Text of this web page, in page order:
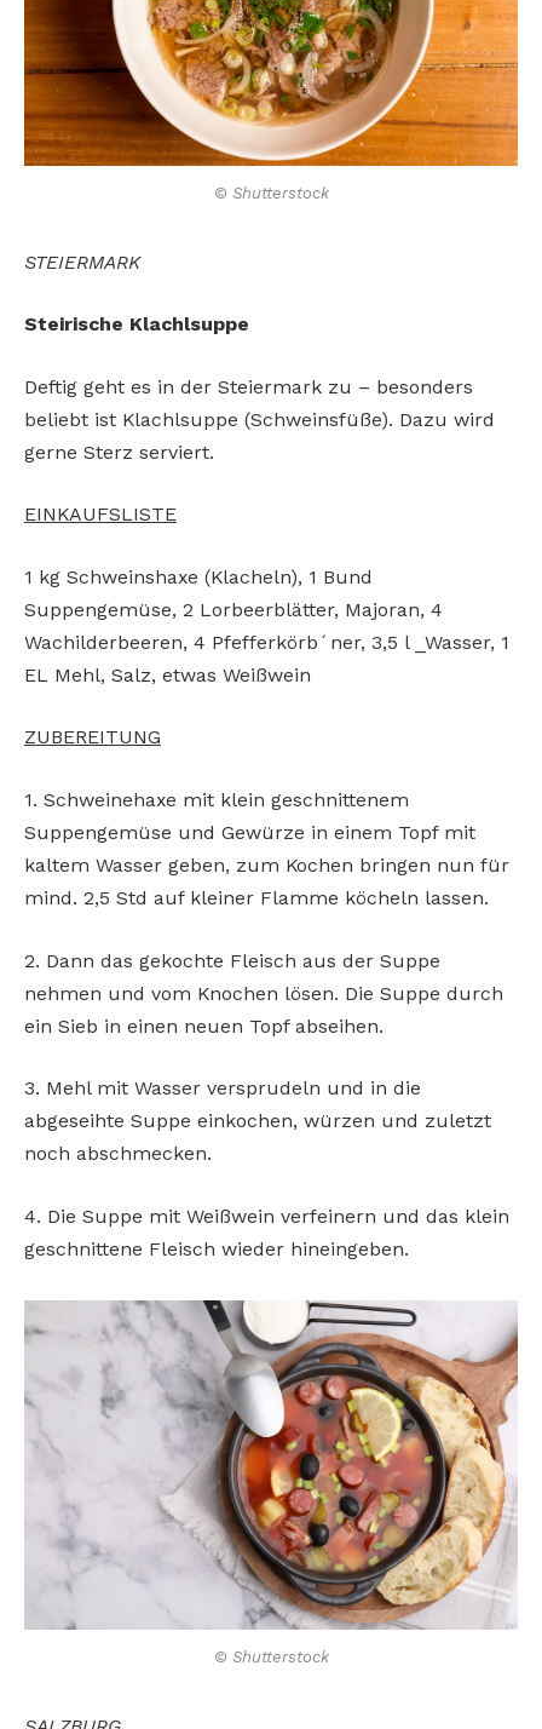
© Shutterstock
STEIERMARK
Steirische Klachlsuppe
Deftig geht es in der Steiermark zu – besonders
beliebt ist Klachlsuppe (Schweinsfüße). Dazu wird
gerne Sterz serviert.
EINKAUFSLISTE
1 kg Schweinshaxe (Klacheln), 1 Bund
Suppengemüse, 2 Lorbeerblätter, Majoran, 4
Wachilderbeeren, 4 Pfefferkörb´ner, 3,5 l _Wasser, 1
EL Mehl, Salz, etwas Weißwein
ZUBEREITUNG
1. Schweinehaxe mit klein geschnittenem
Suppengemüse und Gewürze in einem Topf mit
kaltem Wasser geben, zum Kochen bringen nun für
mind. 2,5 Std auf kleiner Flamme köcheln lassen.
2. Dann das gekochte Fleisch aus der Suppe
nehmen und vom Knochen lösen. Die Suppe durch
ein Sieb in einen neuen Topf abseihen.
3. Mehl mit Wasser versprudeln und in die
abgeseihte Suppe einkochen, würzen und zuletzt
noch abschmecken.
4. Die Suppe mit Weißwein verfeinern und das klein
geschnittene Fleisch wieder hineingeben.
© Shutterstock